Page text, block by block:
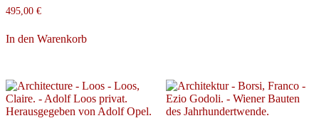
495,00 €
In den Warenkorb